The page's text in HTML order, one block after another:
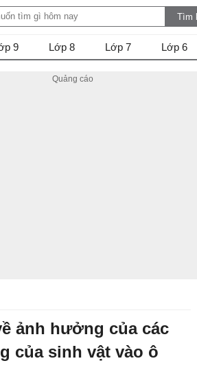
9 Lớp 8 Lớp 7 Lớp 6
ảnh hưởng của các
của sinh vật vào ô